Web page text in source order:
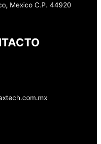
Mexico C.P. 44920